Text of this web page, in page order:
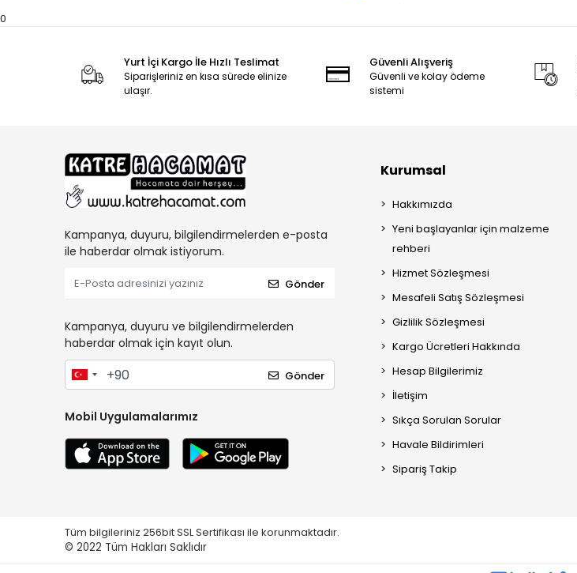
0
Yurt İçi Kargo İle Hızlı Teslimat
Siparişleriniz en kısa sürede elinize
ulaşır.
Güvenli Alışveriş
Güvenli ve kolay ödeme
sistemi
Kampanya, duyuru, bilgilendirmelerden e-posta
ile haberdar olmak istiyorum.
Gönder
Kampanya, duyuru ve bilgilendirmelerden
haberdar olmak için kayıt olun.
Gönder
Mobil Uygulamalarımız
Kurumsal
Hakkımızda
Yeni başlayanlar için malzeme
rehberi
Hizmet Sözleşmesi
Mesafeli Satış Sözleşmesi
Gizlilik Sözleşmesi
Kargo Ücretleri Hakkında
Hesap Bilgilerimiz
İletişim
Sıkça Sorulan Sorular
Havale Bildirimleri
Sipariş Takip
Tüm bilgileriniz 256bit SSL Sertifikası ile korunmaktadır.
© 2022 Tüm Hakları Saklıdır